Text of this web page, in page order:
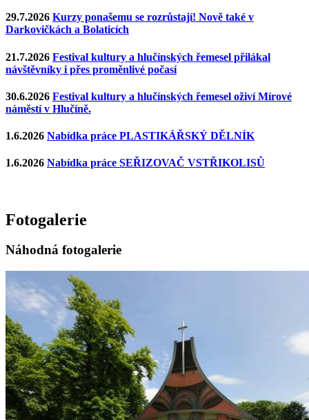
29.7.2026 Kurzy ponašemu se rozrůstají! Nově také v
Darkovičkách a Bolaticích
21.7.2026 Festival kultury a hlučínských řemesel přilákal
návštěvníky i přes proměnlivé počasí
30.6.2026 Festival kultury a hlučínských řemesel oživí Mírové
náměstí v Hlučíně.
1.6.2026 Nabídka práce PLASTIKÁŘSKÝ DĚLNÍK
1.6.2026 Nabídka práce SEŘIZOVAČ VSTŘIKOLISŮ
Fotogalerie
Náhodná fotogalerie